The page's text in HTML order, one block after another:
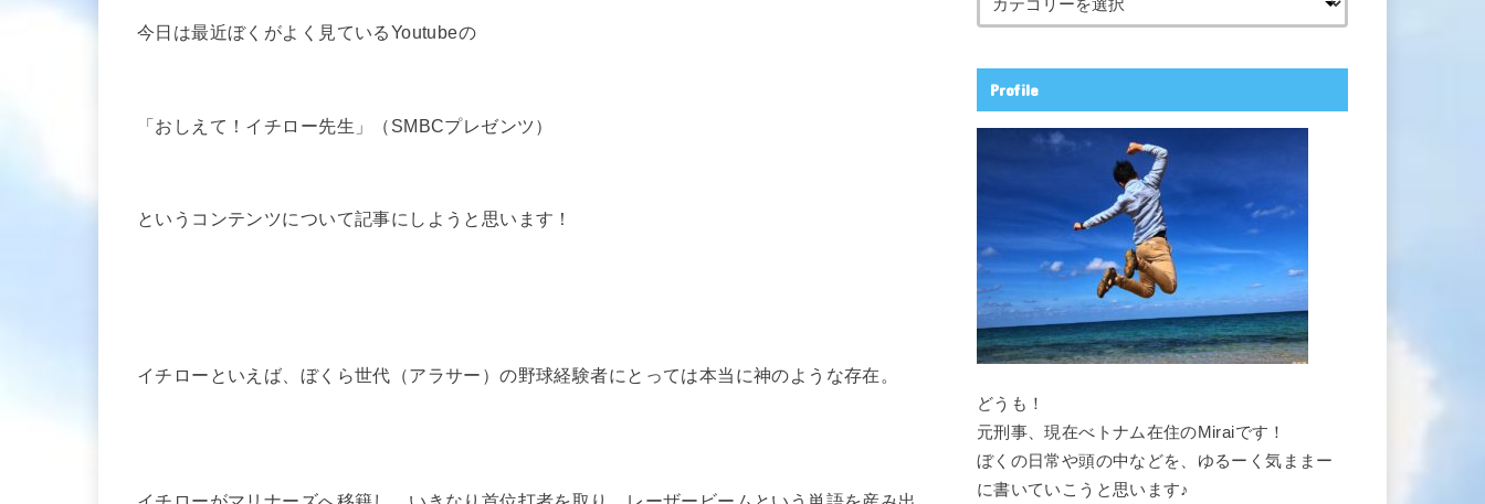
今日は最近ぼくがよく見ているYoutubeの
「おしえて！イチロー先生」（SMBCプレゼンツ）
というコンテンツについて記事にしようと思います！
イチローといえば、ぼくら世代（アラサー）の野球経験者にとっては本当に神のような存在。
Profile
どうも！
元刑事、現在べトナム在住のMiraiです！
ぼくの日常や頭の中などを、ゆるーく気ままー
に書いていこうと思います♪